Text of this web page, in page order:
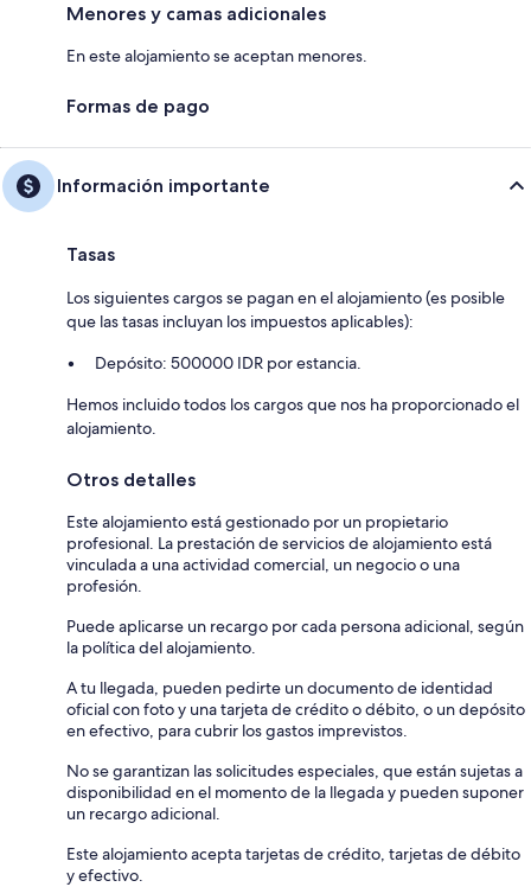
Menores y camas adicionales
En este alojamiento se aceptan menores.
Formas de pago
Información importante
Tasas
Los siguientes cargos se pagan en el alojamiento (es posible
que las tasas incluyan los impuestos aplicables):
Depósito: 500000 IDR por estancia.
Hemos incluido todos los cargos que nos ha proporcionado el
alojamiento.
Otros detalles
Este alojamiento está gestionado por un propietario
profesional. La prestación de servicios de alojamiento está
vinculada a una actividad comercial, un negocio o una
profesión.
Puede aplicarse un recargo por cada persona adicional, según
la política del alojamiento.
A tu llegada, pueden pedirte un documento de identidad
oficial con foto y una tarjeta de crédito o débito, o un depósito
en efectivo, para cubrir los gastos imprevistos.
No se garantizan las solicitudes especiales, que están sujetas a
disponibilidad en el momento de la llegada y pueden suponer
un recargo adicional.
Este alojamiento acepta tarjetas de crédito, tarjetas de débito
y efectivo.